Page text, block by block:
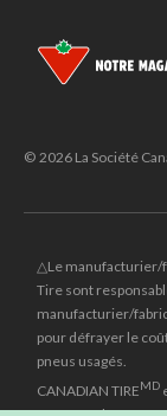
© 2026 La Société
△Le manufacturier/
Tire sont
manufacturier/
pour défrayer le
pneus usagés.
CANADIAN TIREMD